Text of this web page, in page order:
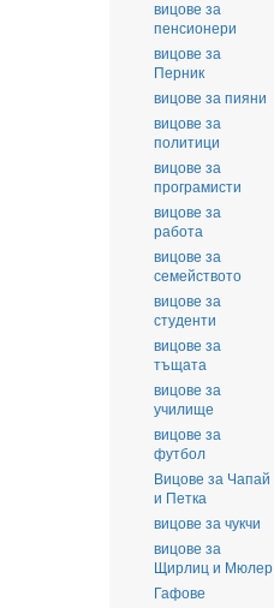
вицове за
пенсионери
вицове за
Перник
вицове за пияни
вицове за
политици
вицове за
програмисти
вицове за
работа
вицове за
семейството
вицове за
студенти
вицове за
тъщата
вицове за
училище
вицове за
футбол
Вицове за Чапай
и Петка
вицове за чукчи
вицове за
Щирлиц и Мюлер
Гафове